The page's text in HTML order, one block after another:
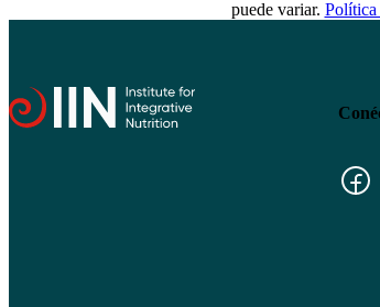
puede variar. Política